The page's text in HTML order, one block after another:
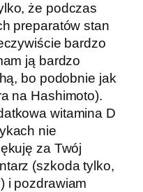
że podczas
preparatów stan
bardzo
ją bardzo
bo podobnie jak
na Hashimoto).
witamina D
nie
za Twój
(szkoda tylko,
i pozdrawiam